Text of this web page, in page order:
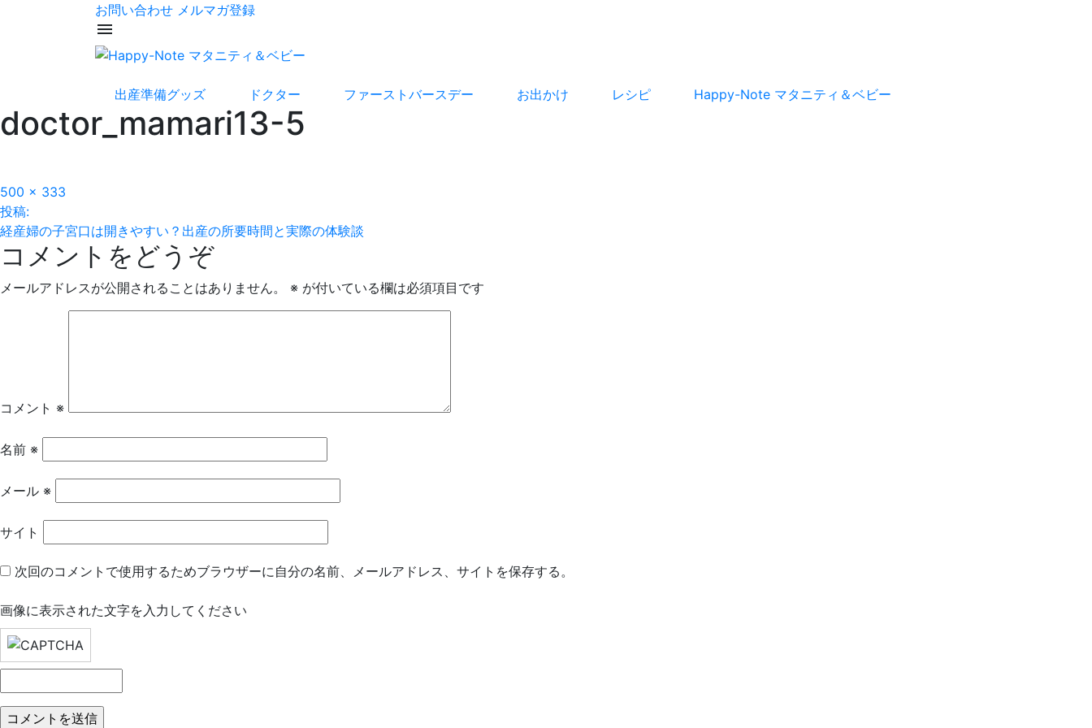
お問い合わせ メルマガ登録
menu
出産準備グッズ ドクター ファーストバースデー お出かけ レシピ Happy-Note マタニティ＆ベビー
doctor_mamari13-5
フ
ル
サ
イ
ズ
500 × 333
投
稿
ナ
シ
ン
投稿:
経産婦の子宮口は開きやすい？出産の所要時間と実際の体験談
コメントをどうぞ
メールアドレスが公開されることはありません。 ※ が付いている欄は必須項目です
コメント ※
名前 ※
メール ※
サイト
次回のコメントで使用するためブラウザーに自分の名前、メールアドレス、サイトを保存する。
画像に表示された文字を入力してください